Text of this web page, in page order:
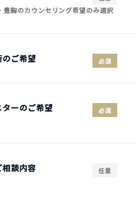
胸のカウンセリング希望のみ選択
ご希望 必須
ーのご希望 必須
談内容 任意